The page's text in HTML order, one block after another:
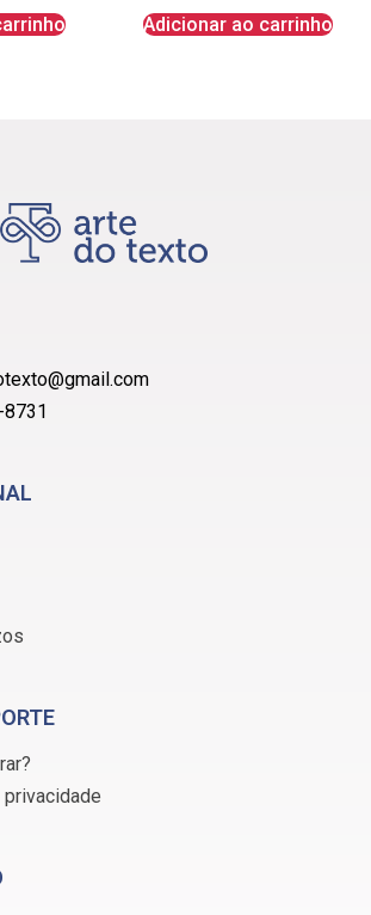
Adicionar ao carrinho